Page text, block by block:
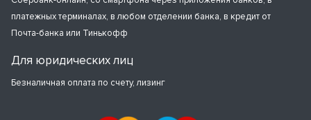
платежных терминалах, в любом отделении банка, в кредит от
Почта-банка или Тинькофф
Для юридических лиц
Безналичная оплата по счету, лизинг